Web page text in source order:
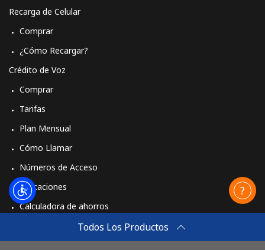
Todos Los Productos
Recarga de Celular
Comprar
¿Cómo Recargar?
Crédito de Voz
Comprar
Tarifas
Plan Mensual
Cómo Llamar
Números de Acceso
Aplicaciones
Calculadora de ahorros